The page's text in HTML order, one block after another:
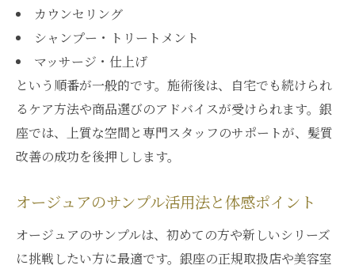
カウンセリング
シャンプー・トリートメント
マッサージ・仕上げ
という順番が一般的です。施術後は、自宅でも続けられ
るケア方法や商品選びのアドバイスが受けられます。銀
座では、上質な空間と専門スタッフのサポートが、髪質
改善の成功を後押しします。
オージュアのサンプル活用法と体感ポイント
オージュアのサンプルは、初めての方や新しいシリーズ
に挑戦したい方に最適です。銀座の正規取扱店や美容室